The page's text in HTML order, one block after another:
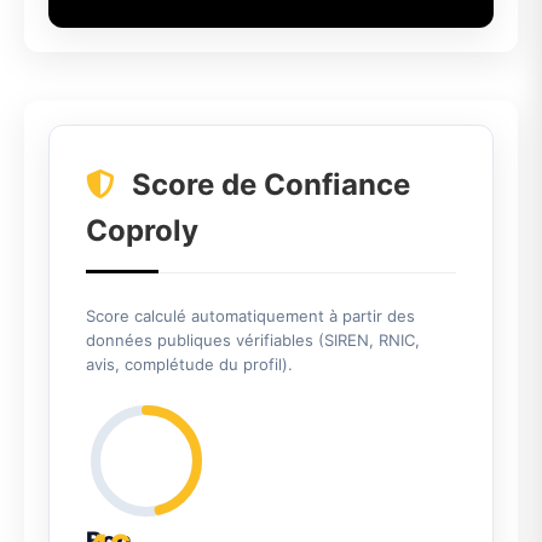
Score de Confiance
Coproly
Score calculé automatiquement à partir des
données publiques vérifiables (SIREN, RNIC,
avis, complétude du profil).